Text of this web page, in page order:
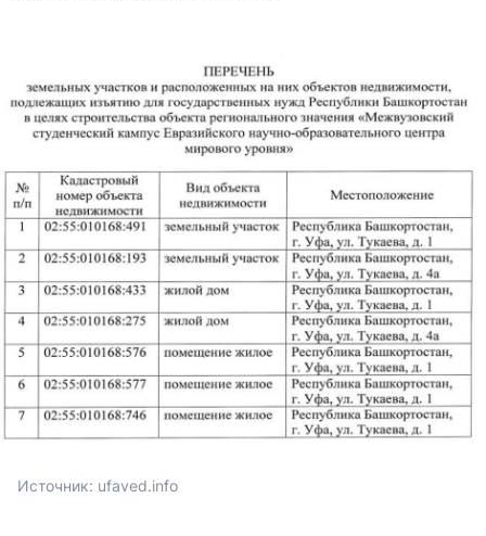
Источник: ufaved.info